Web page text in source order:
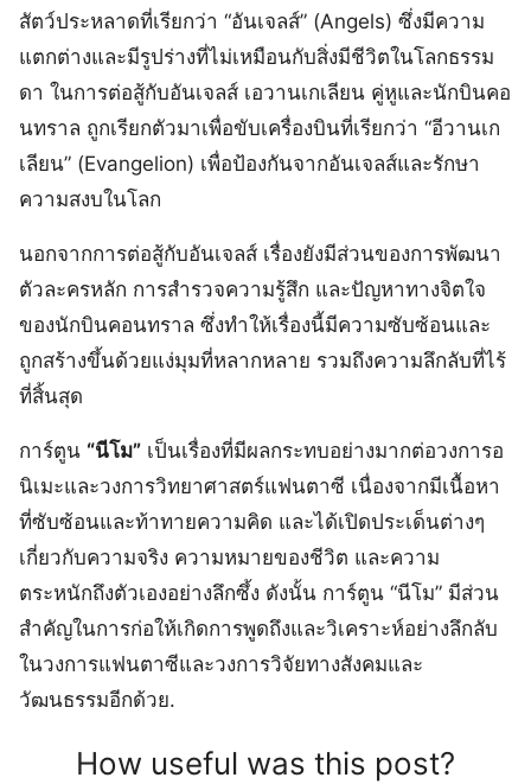
สัตว์ประหลาดที่เรียกว่า “อันเจลส์” (Angels) ซึ่งมีความ
แตกต่างและมีรูปร่างที่ไม่เหมือนกับสิ่งมีชีวิตในโลกธรรม
ดา ในการต่อสู้กับอันเจลส์ เอวานเกเลียน คู่หูและนักบินคอ
นทราล ถูกเรียกตัวมาเพื่อขับเครื่องบินที่เรียกว่า “อีวานเก
เลียน” (Evangelion) เพื่อป้องกันจากอันเจลส์และรักษา
ความสงบในโลก
นอกจากการต่อสู้กับอันเจลส์ เรื่องยังมีส่วนของการพัฒนา
ตัวละครหลัก การสำรวจความรู้สึก และปัญหาทางจิตใจ
ของนักบินคอนทราล ซึ่งทำให้เรื่องนี้มีความซับซ้อนและ
ถูกสร้างขึ้นด้วยแง่มุมที่หลากหลาย รวมถึงความลึกลับที่ไร้
ที่สิ้นสุด
การ์ตูน “นีโม” เป็นเรื่องที่มีผลกระทบอย่างมากต่อวงการอ
นิเมะและวงการวิทยาศาสตร์แฟนตาซี เนื่องจากมีเนื้อหา
ที่ซับซ้อนและท้าทายความคิด และได้เปิดประเด็นต่างๆ
เกี่ยวกับความจริง ความหมายของชีวิต และความ
ตระหนักถึงตัวเองอย่างลึกซึ้ง ดังนั้น การ์ตูน “นีโม” มีส่วน
สำคัญในการก่อให้เกิดการพูดถึงและวิเคราะห์อย่างลึกลับ
ในวงการแฟนตาซีและวงการวิจัยทางสังคมและ
วัฒนธรรมอีกด้วย.
How useful was this post?